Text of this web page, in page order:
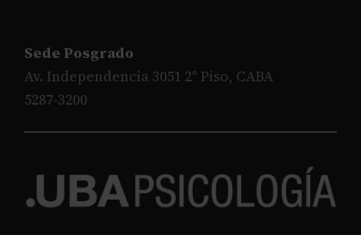
Sede Posgrado
Av. Independencia 3051 2° Piso, CABA
5287-3200